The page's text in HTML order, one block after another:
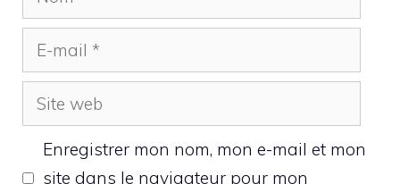
mail
Site
web
Enregistrer mon nom, mon e-mail et mon
site dans le navigateur pour mon